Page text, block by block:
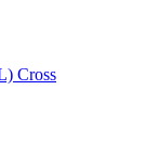
Cross